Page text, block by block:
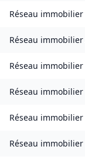
Réseau immobilier
Réseau immobilier
Réseau immobilier
Réseau immobilier
Réseau immobilier
Réseau immobilier